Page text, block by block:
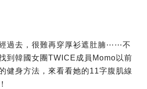
過去，很難再穿厚衫遮肚腩⋯⋯不
到韓國女團TWICE成員Momo以前
健身方法，來看看她的11字腹肌線